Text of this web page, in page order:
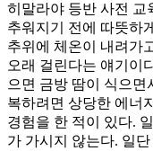
히말라야 등반 사전 교
추워지기 전에 따뜻하
추위에 체온이 내려가
오래 걸린다는 얘기이
으면 금방 땀이 식으면
복하려면 상당한 에너
경험을 한 적이 있다.
가 가시지 않는다. 일